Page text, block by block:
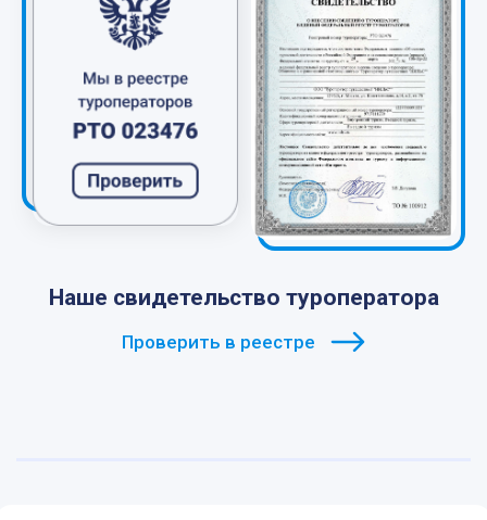
Наше свидетельство туроператора
Проверить в реестре